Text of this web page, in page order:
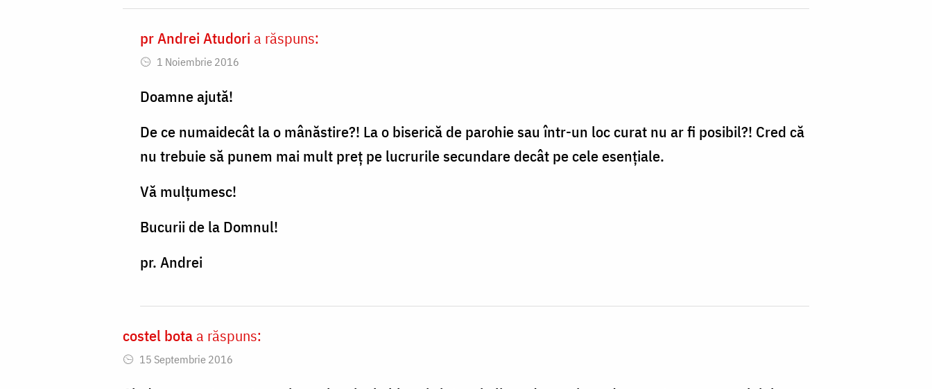
In
reply
to
este
bine
să
facă
by
Marian
pr Andrei Atudori a răspuns:
1 Noiembrie 2016
Doamne ajută!
De ce numaidecât la o mânăstire?! La o biserică de parohie sau într-un loc curat nu ar fi posibil?! Cred că
nu trebuie să punem mai mult preț pe lucrurile secundare decât pe cele esențiale.
Vă mulțumesc!
Bucurii de la Domnul!
pr. Andrei
costel bota a răspuns:
15 Septembrie 2016